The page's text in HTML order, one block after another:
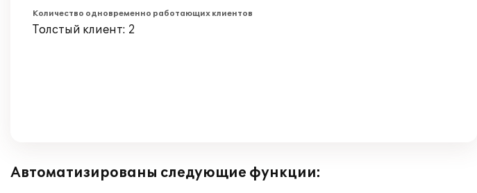
Количество одновременно работающих клиентов
Толстый клиент: 2
Автоматизированы следующие функции: